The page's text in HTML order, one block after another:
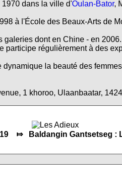
dans la ville d'Oulan-Bator,
à l'École des Beaux-Arts de
galeries dont en Chine - en
régulièrement à des
la beauté des
1 khoroo, Ulaanbaatar,
⤇ Baldangin Gantsetseg :